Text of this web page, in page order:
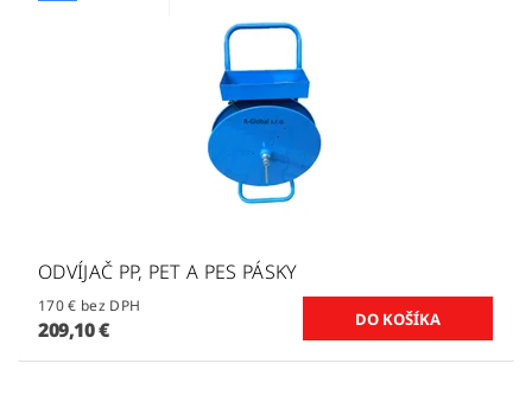
ODVÍJAČ PP, PET A PES PÁSKY
170 € bez DPH
209,10 €